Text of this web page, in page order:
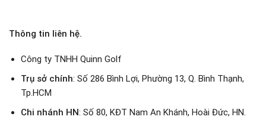
Thông tin liên hệ.
Công ty TNHH Quinn Golf
Trụ sở chính: Số 286 Bình Lợi, Phường 13, Q. Bình Thạnh,
Tp.HCM
Chi nhánh HN: Số 80, KĐT Nam An Khánh, Hoài Đức, HN.